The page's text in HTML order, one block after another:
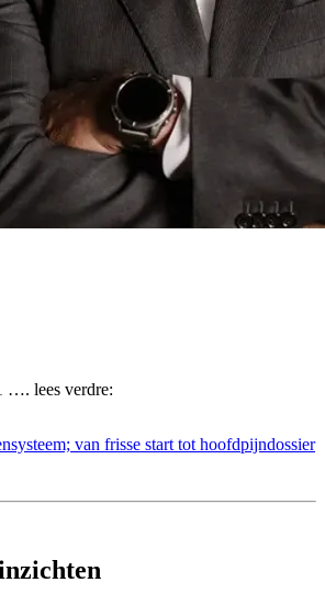
…. lees verdre:
van frisse start tot hoofdpijndossier